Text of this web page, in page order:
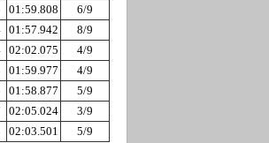
01:59.808
6/9
01:57.942
8/9
02:02.075
4/9
01:59.977
4/9
01:58.877
5/9
02:05.024
3/9
02:03.501 5/9